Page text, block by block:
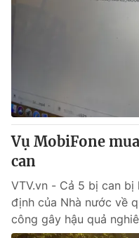
Vụ MobiFone
can
VTV.vn - Cả 5 bị can
định của Nhà nước về
công gây hậu quả